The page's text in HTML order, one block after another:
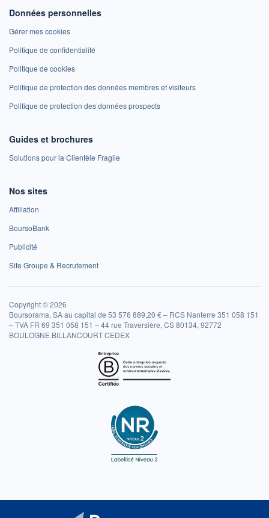
Données personnelles
Gérer mes cookies
Politique de confidentialité
Politique de cookies
Politique de protection des données membres et visiteurs
Politique de protection des données prospects
Guides et brochures
Solutions pour la Clientèle Fragile
Nos sites
Affiliation
BoursoBank
Publicité
Site Groupe & Recrutement
Copyright © 2026
Boursorama, SA au capital de 53 576 889,20 € – RCS Nanterre 351 058 151
– TVA FR 69 351 058 151 – 44 rue Traversière, CS 80134, 92772
BOULOGNE BILLANCOURT CEDEX